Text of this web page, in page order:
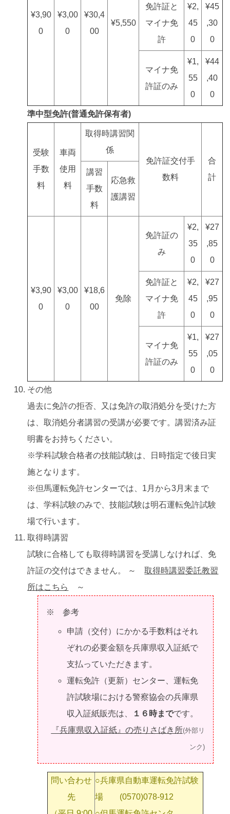
¥3,90
0
¥3,00
0
¥30,4
00
¥5,550
免許証と
マイナ免
許
¥2,
45
0
¥45
,30
0
マイナ免
許証のみ
¥1,
55
0
¥44
,40
0
準中型免許(普通免許保有者)
受験
手数
料
車両
使用
料
取得時講習関
係
免許証交付手
数料
合
計
講習
手数
料
応急救
護講習
¥3,90
0
¥3,00
0
¥18,6
00
免除
免許証の
み
¥2,
35
0
¥27
,85
0
免許証と
マイナ免
許
¥2,
45
0
¥27
,95
0
マイナ免
許証のみ
¥1,
55
0
¥27
,05
0
その他
過去に免許の拒否、又は免許の取消処分を受けた方
は、取消処分者講習の受講が必要です。講習済み証
明書をお持ちください。
※学科試験合格者の技能試験は、日時指定で後日実
施となります。
※但馬運転免許センターでは、1月から3月末まで
は、学科試験のみで、技能試験は明石運転免許試験
場で行います。
取得時講習
試験に合格しても取得時講習を受講しなければ、免
許証の交付はできません。 ～取得時講習委託教習
所はこちら
～
※ 参考
申請（交付）にかかる手数料はそれ
ぞれの必要金額を兵庫県収入証紙で
支払っていただきます。
運転免許（更新）センター、運転免
許試験場における警察協会の兵庫県
収入証紙販売は、
１６時までです。
『兵庫県収入証紙』の売りさばき所(外部リ
ンク)
問い合わせ
先
○兵庫県自動車運転免許試験
場 (0570)078-912